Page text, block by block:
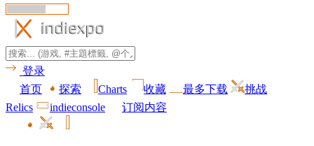
登录
首页
探索 Charts 收藏 最多下载
挑战
Relics
indieconsole 订阅内容